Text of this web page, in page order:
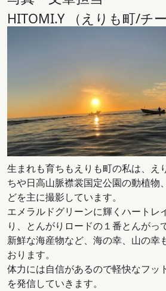
HITOMI.Y （えりも町/チ
生まれも育ちもえりも町の私は、え
ちや日高山脈襟裳国定公園の動植物
どを主に撮影しています。
エメラルドグリーンに輝くハートレ
り、とんがりロードの１番とんがっ
新鮮な海産物など、海の幸、山の幸
おります。
体力には自信があるので軽快なフッ
を発信していきます。